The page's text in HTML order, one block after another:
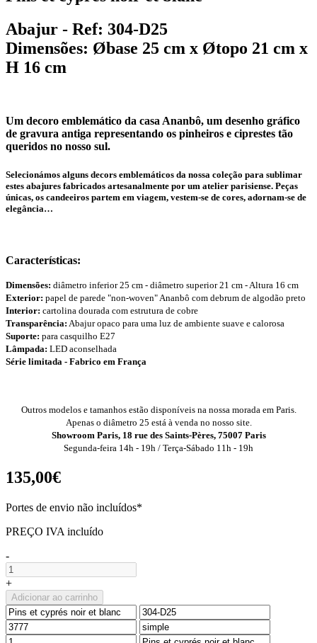
Abajur - Ref: 304-D25
Dimensões: Øbase 25 cm x Øtopo 21 cm x
H 16 cm
Um decoro emblemático da casa Ananbô, um desenho gráfico
de gravura antiga representando os pinheiros e ciprestes tão
queridos no nosso sul.
Selecionámos alguns decors emblemáticos da nossa coleção para sublimar
estes abajures fabricados artesanalmente por um atelier parisiense. Peças
únicas, os candeeiros partem em viagem, vestem-se de cores, adornam-se de
elegância…
Características:
Dimensões: diâmetro inferior 25 cm - diâmetro superior 21 cm - Altura 16 cm
Exterior: papel de parede "non-woven" Ananbô com debrum de algodão preto
Interior: cartolina dourada com estrutura de cobre
Transparência: Abajur opaco para uma luz de ambiente suave e calorosa
Suporte: para casquilho E27
Lâmpada: LED aconselhada
Série limitada - Fabrico em França
Outros modelos e tamanhos estão disponíveis na nossa morada em Paris.
Apenas o diâmetro 25 está à venda no nosso site.
Showroom Paris, 18 rue des Saints-Pères, 75007 Paris
Segunda-feira 14h - 19h / Terça-Sábado 11h - 19h
135,00€
Portes de envio não incluídos*
PREÇO IVA incluído
-
+
Adicionar ao carrinho